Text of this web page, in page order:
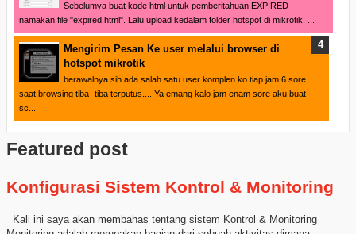
Sebelumya buat kode html untuk pemberitahuan EXPIRED
namakan file "expired.html". Lalu upload kedalam folder hotspot di mikrotik. ...
Mengirim Pesan Ke user melalui browser di
hotspot mikrotik
berawalnya sih ada salah satu user komplen ko tiap jam 6 sore
saat browsing tiba- tiba terputus.... Ya emang kalo jam enam sore aku buat
sc...
Featured post
Konfigurasi Sistem Kontrol & Monitoring
Kali ini saya akan membahas tentang sistem Kontrol & Monitoring